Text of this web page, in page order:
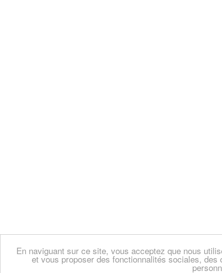
En naviguant sur ce site, vous acceptez que nous
et vous proposer des fonctionnalités sociales,